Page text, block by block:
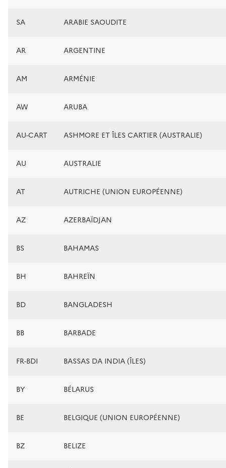
SA ARABIE SAOUDITE
AR ARGENTINE
AM ARMÉNIE
AW ARUBA
AU-CART ASHMORE ET ÎLES CARTIER (AUSTRALIE)
AU AUSTRALIE
AT AUTRICHE (UNION EUROPÉENNE)
AZ AZERBAÏDJAN
BS BAHAMAS
BH BAHREÏN
BD BANGLADESH
BB BARBADE
FR-BDI BASSAS DA INDIA (ÎLES)
BY BÉLARUS
BE BELGIQUE (UNION EUROPÉENNE)
BZ BELIZE